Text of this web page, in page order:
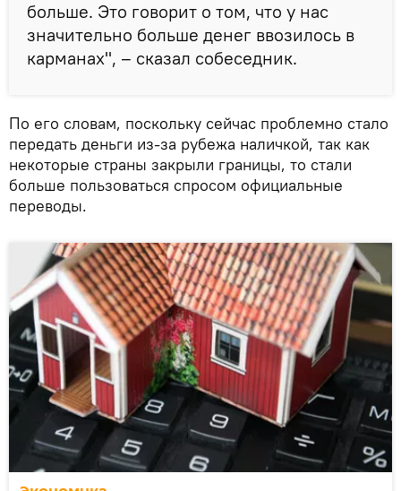
больше. Это говорит о том, что у нас
значительно больше денег ввозилось в
карманах", – сказал собеседник.
По его словам, поскольку сейчас проблемно стало
передать деньги из-за рубежа наличкой, так как
некоторые страны закрыли границы, то стали
больше пользоваться спросом официальные
переводы.